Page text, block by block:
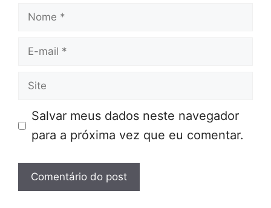
Nome
E-
Site
Salvar meus dados neste navegador
para a próxima vez que eu comentar.